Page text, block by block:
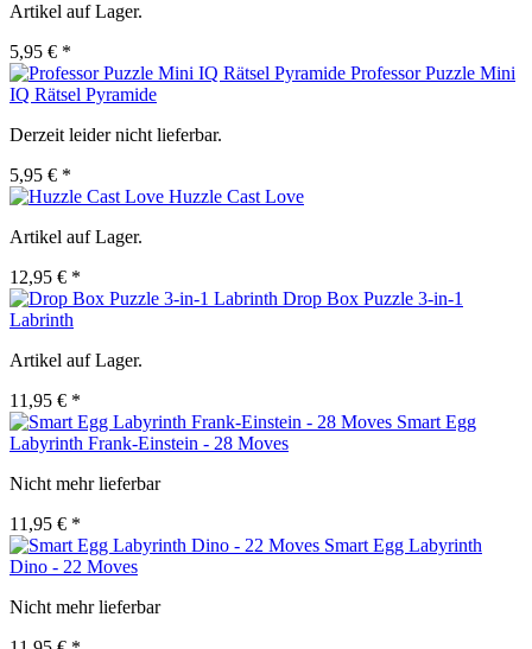
Artikel auf Lager.
5,95 € *
Professor Puzzle Mini
IQ Rätsel Pyramide
Derzeit leider nicht lieferbar.
5,95 € *
Huzzle Cast Love
Artikel auf Lager.
12,95 € *
Drop Box Puzzle 3-in-1
Labrinth
Artikel auf Lager.
11,95 € *
Smart Egg
Labyrinth Frank-Einstein - 28 Moves
Nicht mehr lieferbar
11,95 € *
Smart Egg Labyrinth
Dino - 22 Moves
Nicht mehr lieferbar